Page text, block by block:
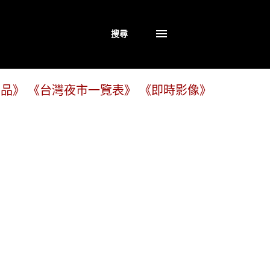
搜尋
》 《台灣夜市一覽表》 《即時影像》